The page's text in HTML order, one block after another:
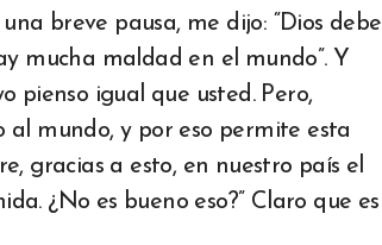
breve pausa, me dijo: “Dios debe
mucha maldad en el mundo”. Y
pienso igual que usted. Pero,
mundo, y por eso permite esta
gracias a esto, en nuestro país el
¿No es bueno eso?” Claro que es